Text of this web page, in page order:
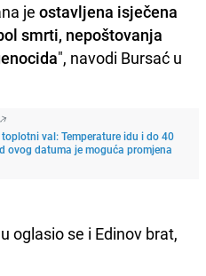
je ostavljena isječena
smrti, nepoštovanja
", navodi Bursać u
val: Temperature idu i do 40
ovog datuma je moguća promjena
oglasio se i Edinov brat,